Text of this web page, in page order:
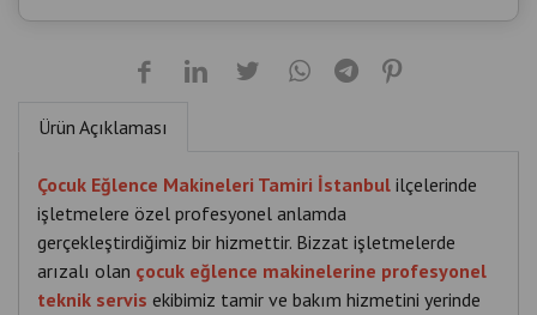
Ürün Açıklaması
Çocuk Eğlence Makineleri Tamiri İstanbul ilçelerinde
işletmelere özel profesyonel anlamda
gerçekleştirdiğimiz bir hizmettir. Bizzat işletmelerde
arızalı olan çocuk eğlence makinelerine profesyonel
teknik servis ekibimiz tamir ve bakım hizmetini yerinde